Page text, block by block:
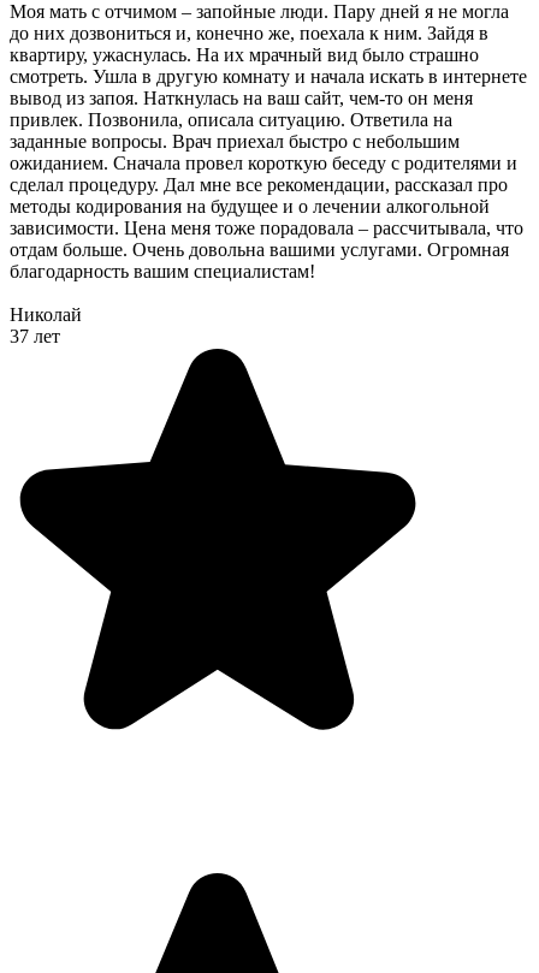
Моя мать с отчимом – запойные люди. Пару дней я не могла
до них дозвониться и, конечно же, поехала к ним. Зайдя в
квартиру, ужаснулась. На их мрачный вид было страшно
смотреть. Ушла в другую комнату и начала искать в интернете
вывод из запоя. Наткнулась на ваш сайт, чем-то он меня
привлек. Позвонила, описала ситуацию. Ответила на
заданные вопросы. Врач приехал быстро с небольшим
ожиданием. Сначала провел короткую беседу с родителями и
сделал процедуру. Дал мне все рекомендации, рассказал про
методы кодирования на будущее и о лечении алкогольной
зависимости. Цена меня тоже порадовала – рассчитывала, что
отдам больше. Очень довольна вашими услугами. Огромная
благодарность вашим специалистам!
Николай
37 лет